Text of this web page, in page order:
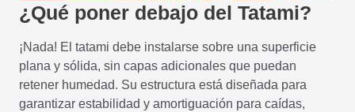
¿Qué poner debajo del Tatami?
¡Nada! El tatami debe instalarse sobre una superficie
plana y sólida, sin capas adicionales que puedan
retener humedad. Su estructura está diseñada para
garantizar estabilidad y amortiguación para caídas,